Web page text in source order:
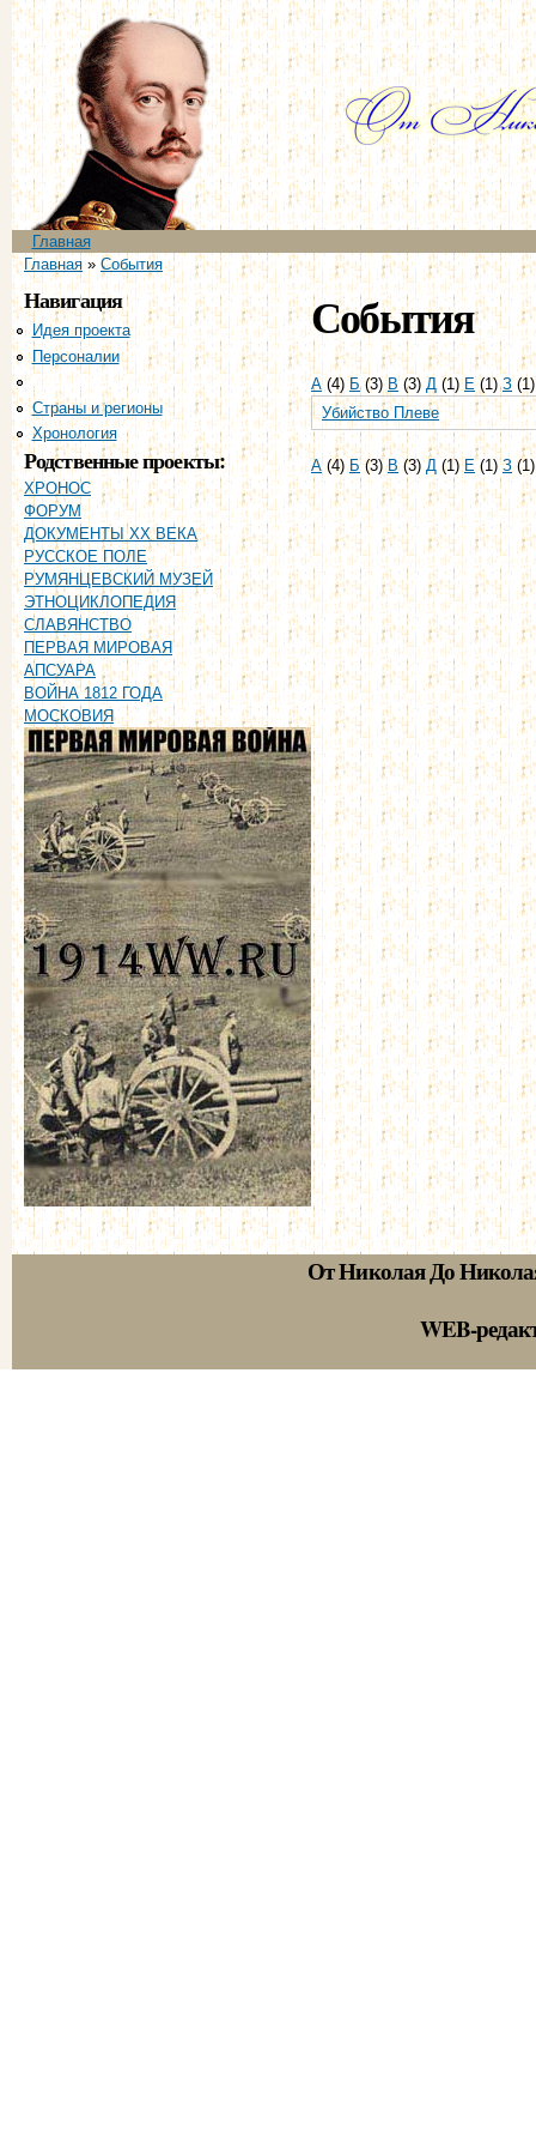
Главное меню
Главная
Вы здесь
Главная» События
Навигация
Идея проекта
Персоналии
События
Страны и регионы
Хронология
Родственные проекты:
ХРОНОС
ФОРУМ
ДОКУМЕНТЫ XX ВЕКА
РУССКОЕ ПОЛЕ
РУМЯНЦЕВСКИЙ МУЗЕЙ
ЭТНОЦИКЛОПЕДИЯ
СЛАВЯНСТВО
ПЕРВАЯ МИРОВАЯ
АПСУАРА
ВОЙНА 1812 ГОДА
МОСКОВИЯ
События
А(4)Б(3)В(3) Д(1)Е(1)З
Убийство Плеве
А(4)Б(3)В(3)Д (1)Е(1)З
От Николая До
WEB-